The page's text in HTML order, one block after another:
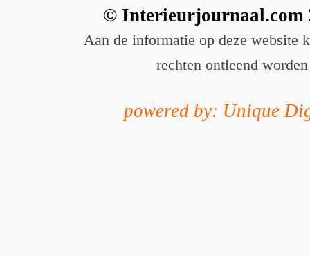
© Interieurjournaal.com
Aan de informatie op deze website
rechten ontleend worden
powered by: Unique